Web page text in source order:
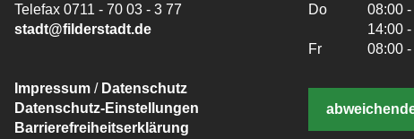
Telefax 0711 - 70 03 - 3 77
stadt@filderstadt.de
Impressum / Datenschutz
Datenschutz-Einstellungen
Barrierefreiheitserklärung
Do
08:00
14:00
Fr
08:00